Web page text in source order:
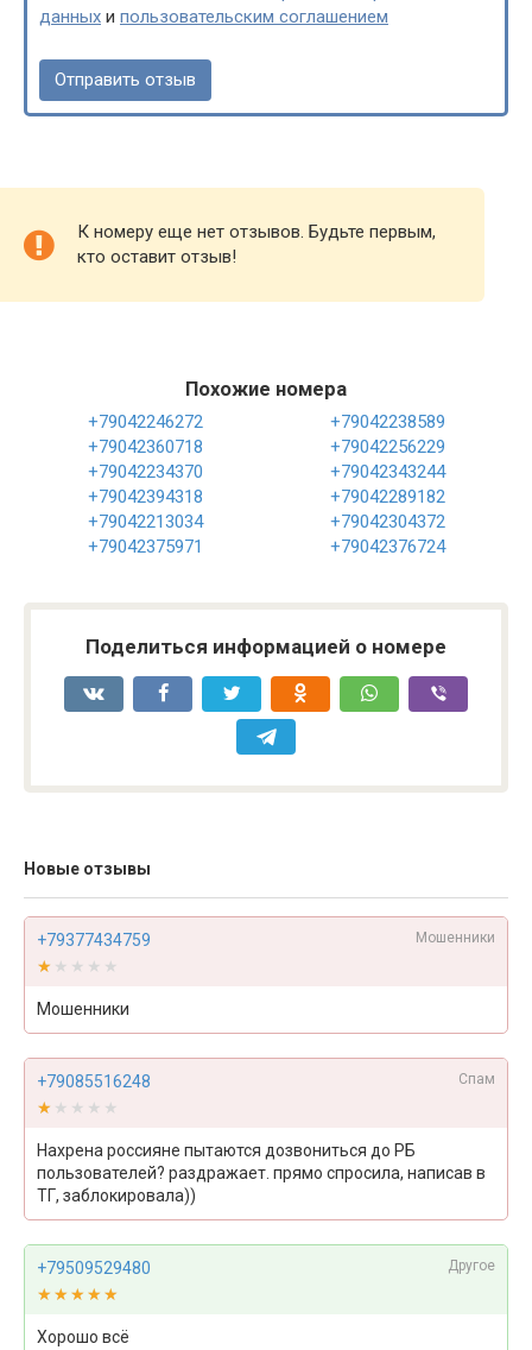
данных и пользовательским соглашением
К номеру еще нет отзывов. Будьте первым,
кто оставит отзыв!
Похожие номера
+79042246272
+79042238589
+79042360718
+79042256229
+79042234370
+79042343244
+79042394318
+79042289182
+79042213034
+79042304372
+79042375971
+79042376724
Поделиться информацией о номере
Новые отзывы
+79377434759 Мошенники
★★★★★
★★★★★
Мошенники
+79085516248 Спам
★★★★★
★★★★★
Нахрена россияне пытаются дозвониться до РБ
пользователей? раздражает. прямо спросила, написав в
ТГ, заблокировала))
+79509529480 Другое
★★★★★
★★★★★
Хорошо всё